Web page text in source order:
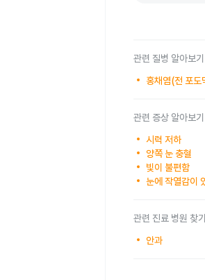
관련 질병 알아보기
홍채염(전 포도
관련 증상 알아보기
시력 저하
양쪽 눈 충혈
빛이 불편함
눈에 작열감이
관련 진료 병원 찾
안과